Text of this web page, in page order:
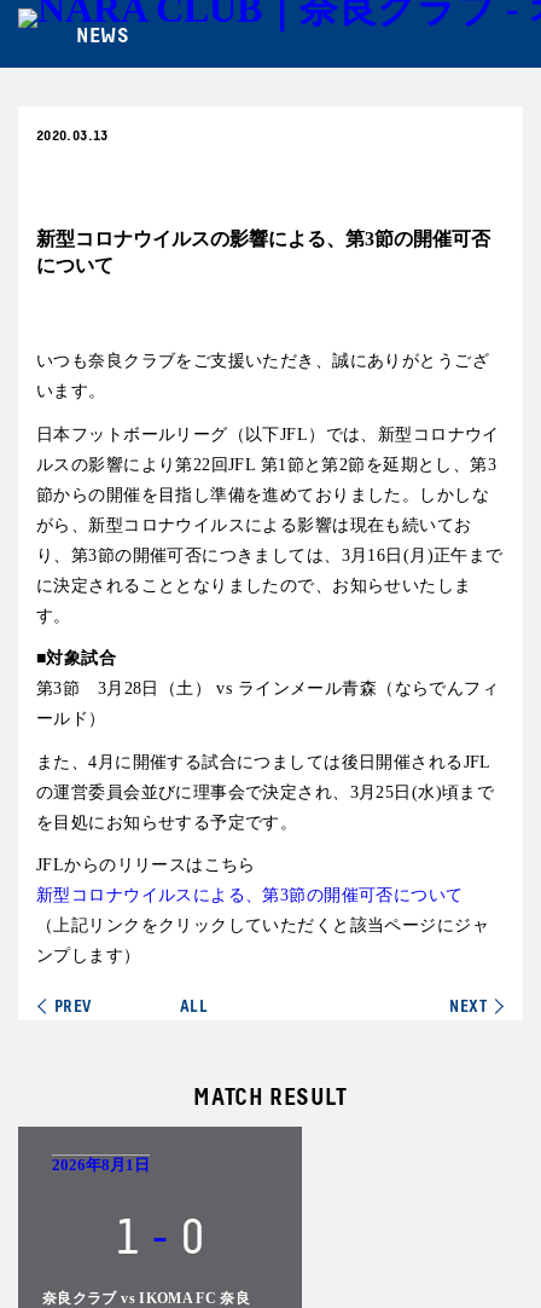
NEWS
2020.03.13
新型コロナウイルスの影響による、第3節の開催可否
について
いつも奈良クラブをご支援いただき、誠にありがとうござ
います。
日本フットボールリーグ（以下JFL）では、新型コロナウイ
ルスの影響により第22回JFL 第1節と第2節を延期とし、第3
節からの開催を目指し準備を進めておりました。しかしな
がら、新型コロナウイルスによる影響は現在も続いてお
り、第3節の開催可否につきましては、3月16日(月)正午まで
に決定されることとなりましたので、お知らせいたしま
す。
■対象試合
第3節 3月28日（土） vs ラインメール青森（ならでんフィ
ールド）
また、4月に開催する試合につましては後日開催されるJFL
の運営委員会並びに理事会で決定され、3月25日(水)頃まで
を目処にお知らせする予定です。
JFLからのリリースはこちら
新型コロナウイルスによる、第3節の開催可否について
（上記リンクをクリックしていただくと該当ページにジャ
ンプします）
PREV ALL NEXT
MATCH RESULT
2026年8月1日
1 - 0
奈良クラブ vs IKOMA FC 奈良